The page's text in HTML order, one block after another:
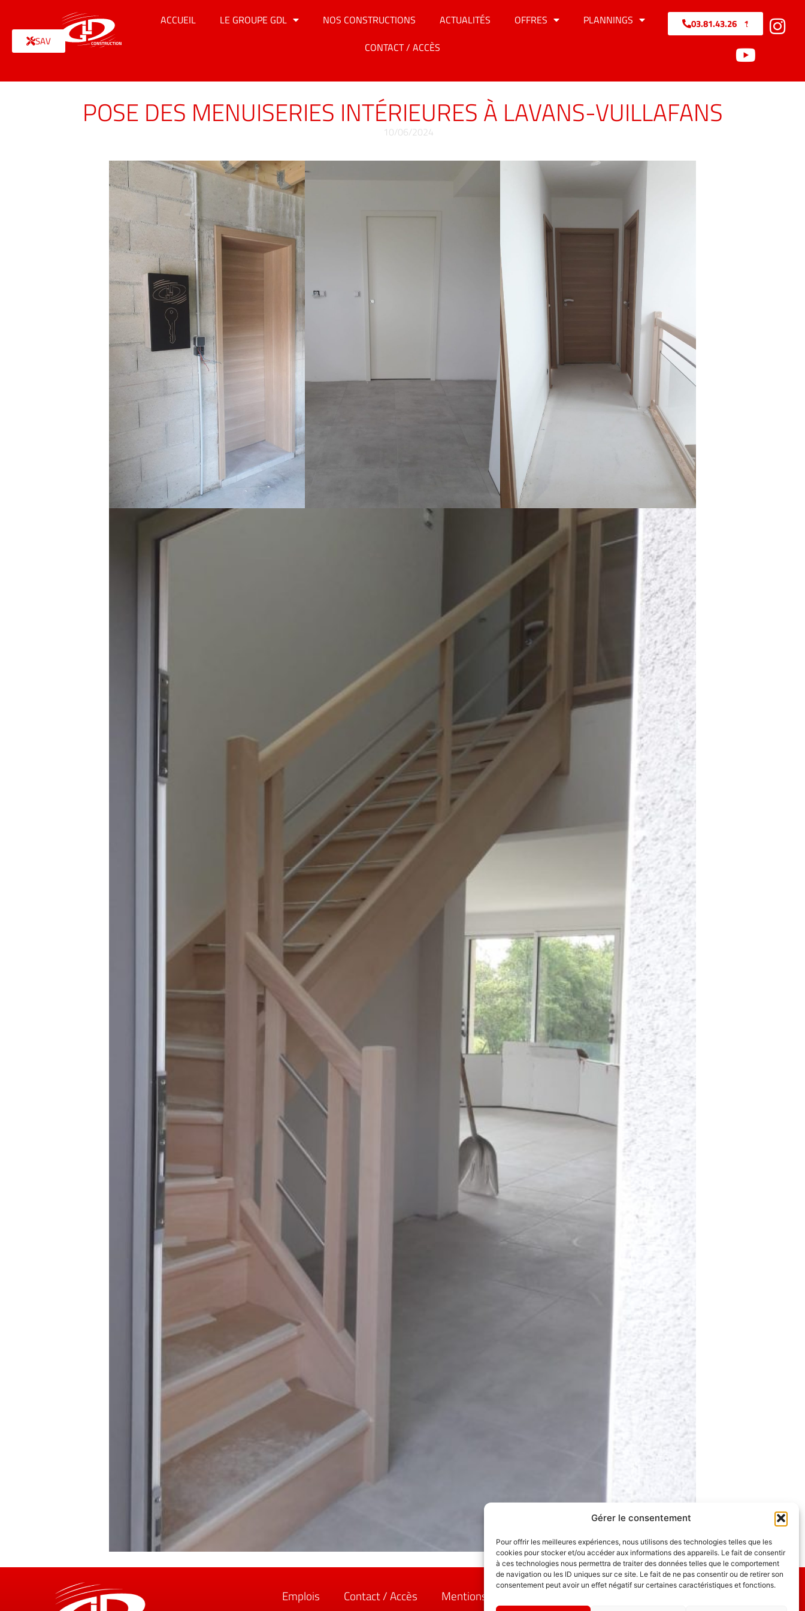
Gérer le consentement
Pour offrir les meilleures expériences, nous utilisons des technologies telles que les
cookies pour stocker et/ou accéder aux informations des appareils. Le fait de consentir
à ces technologies nous permettra de traiter des données telles que le comportement
de navigation ou les ID uniques sur ce site. Le fait de ne pas consentir ou de retirer son
consentement peut avoir un effet négatif sur certaines caractéristiques et fonctions.
SAV
ACCUEIL LE GROUPE GDL NOS CONSTRUCTIONS ACTUALITÉS OFFRES
PLANNINGS
CONTACT / ACCÈS
03.81.43.26.71
POSE DES MENUISERIES INTÉRIEURES À LAVANS-VUILLAFANS
10/06/2024
Emplois Contact / Accès Mentions légales
GDL Construction 2026